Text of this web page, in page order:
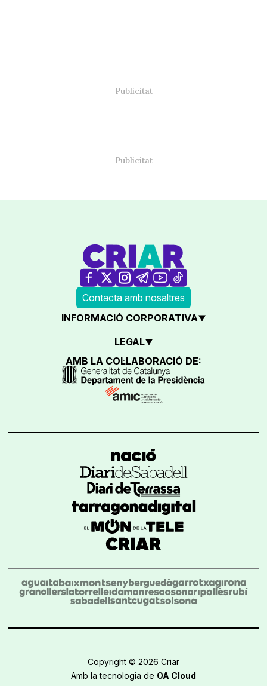
Contacta amb nosaltres
INFORMACIÓ CORPORATIVA
LEGAL
AMB LA COL·LABORACIÓ DE:
Copyright © 2026 Criar
Amb la tecnologia de OA Cloud